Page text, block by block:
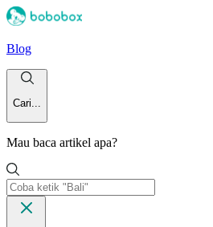
Blog
Cari...
Mau baca artikel apa?